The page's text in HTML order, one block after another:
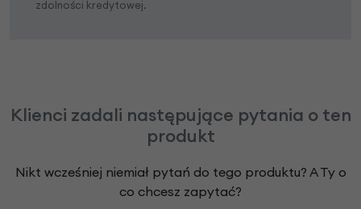
zdolności kredytowej.
Klienci zadali następujące pytania o ten
produkt
Nikt wcześniej niemiał pytań do tego produktu? A Ty o
co chcesz zapytać?